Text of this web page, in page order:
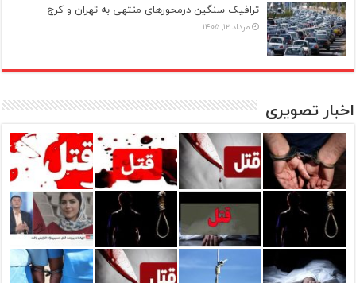
ترافیک سنگین درمحورهای منتهی به تهران و کرج
مرداد ۱۲, ۱۴۰۵
اخبار تصویری